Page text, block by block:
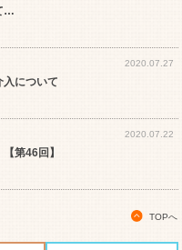
…
2020.07.27
入について
2020.07.22
第46回】
TOPへ